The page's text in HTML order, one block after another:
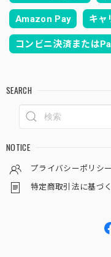
Amazon Pay キャ
コンビニ決済または
SEARCH
NOTICE
プライバシーポリシー
特定商取引法に基づ